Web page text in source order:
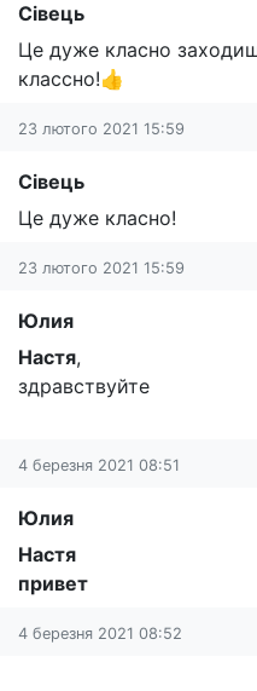
Сівець
Це дуже класно заходиш
классно!👍
23 лютого 2021 15:59
Сівець
Це дуже класно!
23 лютого 2021 15:59
Юлия
Настя,
здравствуйте
4 березня 2021 08:51
Юлия
Настя
привет
4 березня 2021 08:52